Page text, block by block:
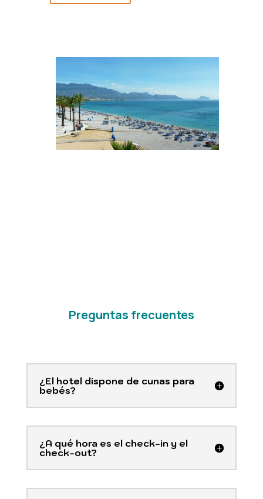
Preguntas frecuentes
¿El hotel dispone de cunas para
bebés?
¿A qué hora es el check-in y el
check-out?